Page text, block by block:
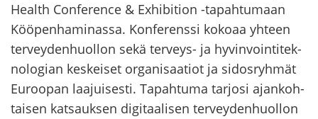
Health Con­fe­rence & Exhibition -​tapahtumaan
Köö­pen­ha­mi­nas­sa. Kon­fe­rens­si ko­ko­aa yh­teen
ter­vey­den­huol­lon sekä terveys-​ ja hy­vin­voin­ti­tek­
no­lo­gian kes­kei­set or­ga­ni­saa­tiot ja si­dos­ryh­mät
Eu­roo­pan laa­jui­ses­ti. Ta­pah­tu­ma tar­jo­si ajan­koh­
tai­sen kat­sauk­sen di­gi­taa­li­sen ter­vey­den­huol­lon